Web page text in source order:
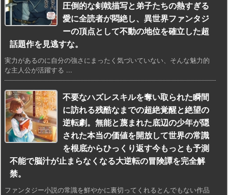
圧倒的な剣戟描写と弟子たちの熱すぎる
愛に全読者が悶絶し、異世界ファンタジ
ーの頂点として不動の地位を確立した超
話題作を見逃すな。
実力があるのに自分の強さにまったく気づいていない、そんな魅力的
な主人公が活躍する ...
不要なハズレスキルを奪い取られた瞬間
に訪れる残酷なまでの超絶覚醒と絶望の
逆転劇。無能と蔑まれた底辺の少年が隠
された本当の価値を開放して世界の常識
を根底からひっくり返す今もっとも予測
不能で脳汁が止まらなくなる大逆転の冒険譚を完全解
禁。
ファンタジー小説の常識を鮮やかに裏切ってくれるとんでもない作品